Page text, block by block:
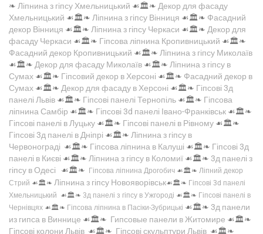
❧ Ліпнина з гіпсу Хмельницький ☙🏛️❧ Декор для фасаду
Хмельницький ☙🏛️❧ Ліпнина з гіпсу Вінниця ☙🏛️❧ Фасадний
декор Вінниця ☙🏛️❧ Ліпнина з гіпсу Черкаси ☙🏛️❧ Декор для
фасаду Черкаси ☙🏛️❧ Гіпсова ліпнина Кропивницький ☙🏛️❧
Фасадний декор Кропивницький ☙🏛️❧ Ліпнина з гіпсу Миколаїв
☙🏛️❧ Декор для фасаду Миколаїв ☙🏛️❧ Ліпнина з гіпсу в
Сумах ☙🏛️❧ Гіпсовий декор в Херсоні ☙🏛️❧ Фасадний декор в
Сумах ☙🏛️❧ Декор для фасаду в Херсоні ☙🏛️❧ Гіпсові 3д
панелі Львів ☙🏛️❧ Гіпсові панелі Тернопіль ☙🏛️❧ Гіпсова
ліпнина Самбір ☙🏛️❧ Гіпсові 3d панелі Івано-Франківськ ☙🏛️❧
Гіпсові панелі в Луцьку ☙🏛️❧ Гіпсові панелі в Рівному ☙🏛️❧
Гіпсові 3д панелі в Дніпрі ☙🏛️❧ Ліпнина з гіпсу в
Червонограді ☙🏛️❧ Гіпсова ліпнина в Калуші ☙🏛️❧ Гіпсові 3д
панелі в Києві ☙🏛️❧ Ліпнина з гіпсу в Коломиї ☙🏛️❧ 3д панелі з
гіпсу в Одесі ☙🏛️❧ Гіпсова ліпнина Дрогобич ☙🏛️❧ Ліпний декор
Стрий ☙🏛️❧ Ліпнина з гіпсу Новояворівськ☙🏛️❧ Гіпсові 3d панелі
Хмельницький ☙🏛️❧ 3д панелі з гіпсу в Ужгороді ☙🏛️❧ Гіпсові панелі в
Чернівцях ☙🏛️❧ Гіпсова ліпнина в Пасіки-Зубрицькі ☙🏛️❧ 3д панели
из гипса в Виннице ☙🏛️❧ Гипсовые панели в Житомире ☙🏛️❧
Гіпсові колони Львів ☙🏛️❧ Гіпсові скульптури Львів ☙🏛️❧